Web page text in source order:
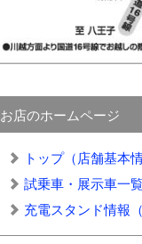
お店のホームページ
トップ（店舗基本情
試乗車・展示車一
充電スタンド情報